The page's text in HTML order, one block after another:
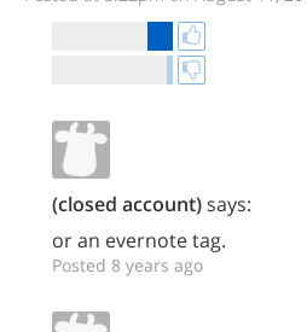
(closed account)says:
or an evernote tag.
Posted 8 years ago